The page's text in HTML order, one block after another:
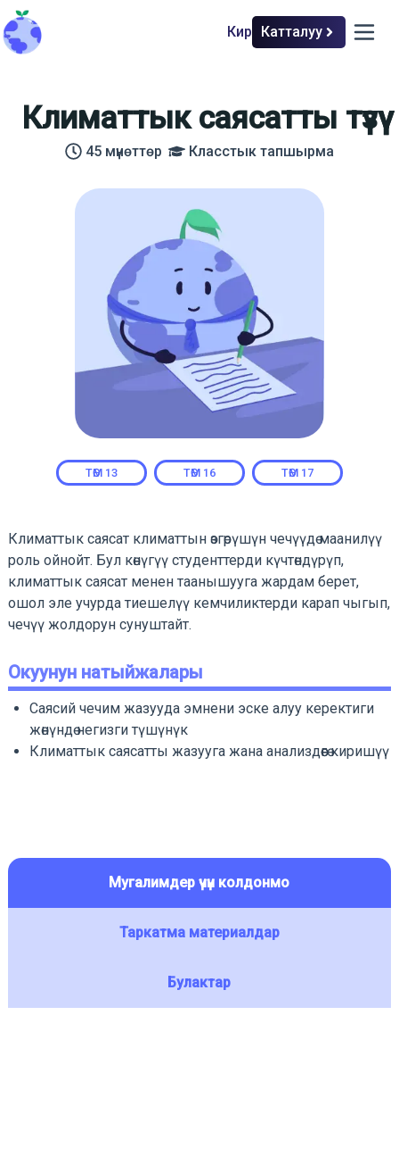
back to home Кирүү Катталуу open
Климаттык саясатты түзүү
45 мүнөттөр Класстык тапшырма
Климаттык саясат климаттын өзгөрүшүн чечүүдө маанилүү
роль ойнойт. Бул көнүгүү студенттерди күчтөндүрүп,
климаттык саясат менен таанышууга жардам берет,
ошол эле учурда тиешелүү кемчиликтерди карап чыгып,
чечүү жолдорун сунуштайт.
ТӨМ 13 ТӨМ 16 ТӨМ 17
Окуунун натыйжалары
Саясий чечим жазууда эмнени эске алуу керектиги
жөнүндө негизги түшүнүк
Климаттык саясатты жазууга жана анализдөөгө киришүү
Мугалимдер үчүн колдонмо
Таркатма материалдар
Булактар